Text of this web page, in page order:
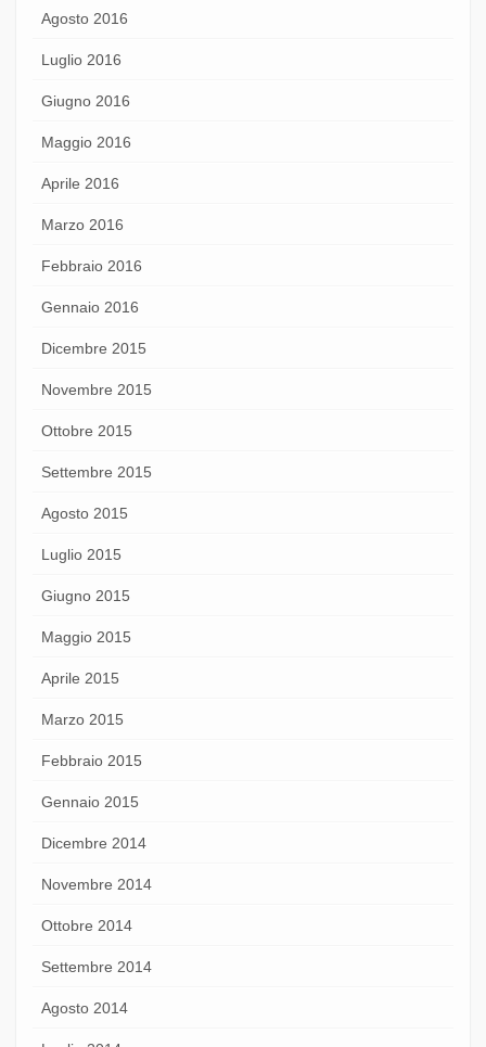
Agosto 2016
Luglio 2016
Giugno 2016
Maggio 2016
Aprile 2016
Marzo 2016
Febbraio 2016
Gennaio 2016
Dicembre 2015
Novembre 2015
Ottobre 2015
Settembre 2015
Agosto 2015
Luglio 2015
Giugno 2015
Maggio 2015
Aprile 2015
Marzo 2015
Febbraio 2015
Gennaio 2015
Dicembre 2014
Novembre 2014
Ottobre 2014
Settembre 2014
Agosto 2014